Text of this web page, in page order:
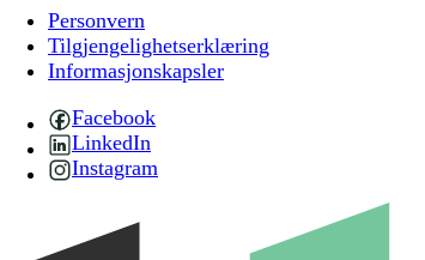
Personvern
Tilgjengelighetserklæring
Informasjonskapsler
Facebook
LinkedIn
Instagram